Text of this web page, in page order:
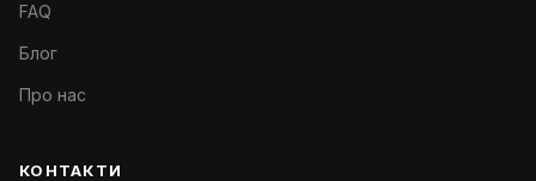
FAQ
Блог
Про нас
КОНТАКТИ